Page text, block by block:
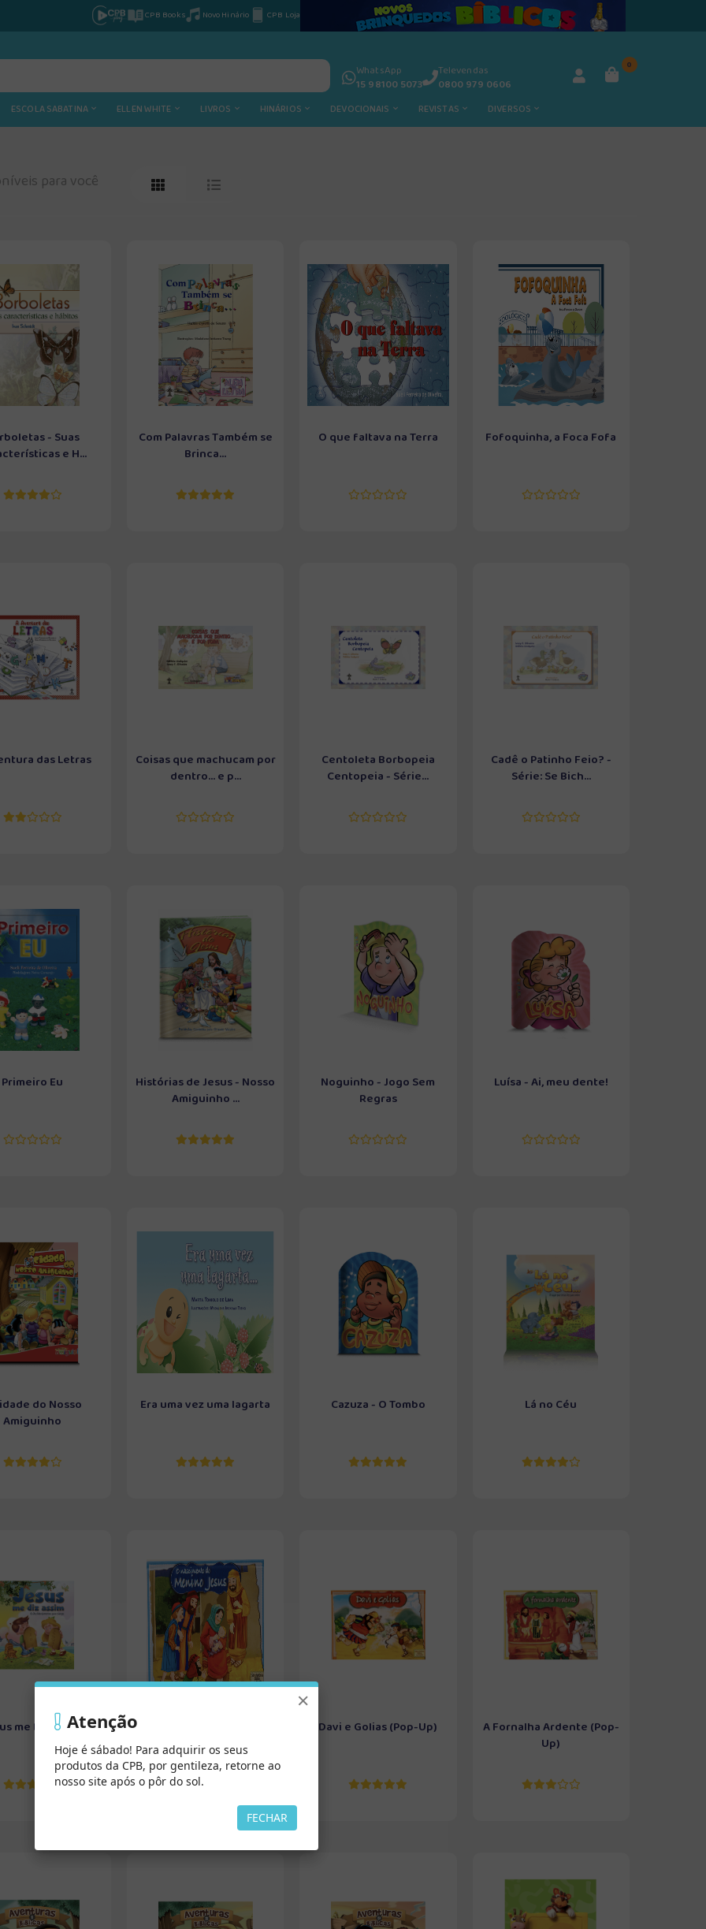
CPB Books Novo Hinário CPB Loja
WhatsApp
15 98100 5073
Televendas
0800 979 0606
0
ESCOLA SABATINA ELLEN WHITE LIVROS HINÁRIOS DEVOCIONAIS REVISTAS DIVERSOS
para você
- Suas
e H...
Com Palavras Também se
Brinca...
O que faltava na Terra Fofoquinha, a Foca Fofa
das Letras
Coisas que machucam por
dentro... e p...
Centoleta Borbopeia
Centopeia - Série...
Cadê o Patinho Feio? -
Série: Se Bich...
Primeiro Eu
Histórias de Jesus - Nosso
Amiguinho ...
Noguinho - Jogo Sem
Regras
Luísa - Ai, meu dente!
do Nosso
Amiguinho
Era uma vez uma lagarta Cazuza - O Tombo Lá no Céu
me Diz Assim
Jesus (Pop-Up)
Davi e Golias (Pop-Up)
A Fornalha Ardente (Pop-
Up)
×
Atenção
Hoje é sábado! Para adquirir os seus
produtos da CPB, por gentileza, retorne ao
nosso site após o pôr do sol.
FECHAR